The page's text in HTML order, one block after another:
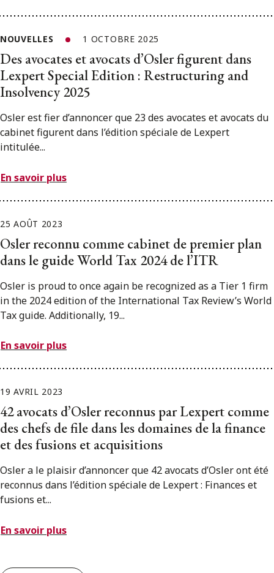
NOUVELLES 1 OCTOBRE 2025
Des avocates et avocats d’Osler figurent dans
Lexpert Special Edition : Restructuring and
Insolvency 2025
Osler est fier d’annoncer que 23 des avocates et avocats du
cabinet figurent dans l’édition spéciale de Lexpert
intitulée...
En savoir plus
25 AOÛT 2023
Osler reconnu comme cabinet de premier plan
dans le guide World Tax 2024 de l’ITR
Osler is proud to once again be recognized as a Tier 1 firm
in the 2024 edition of the International Tax Review’s World
Tax guide. Additionally, 19...
En savoir plus
19 AVRIL 2023
42 avocats d’Osler reconnus par Lexpert comme
des chefs de file dans les domaines de la finance
et des fusions et acquisitions
Osler a le plaisir d’annoncer que 42 avocats d’Osler ont été
reconnus dans l’édition spéciale de Lexpert : Finances et
fusions et...
En savoir plus